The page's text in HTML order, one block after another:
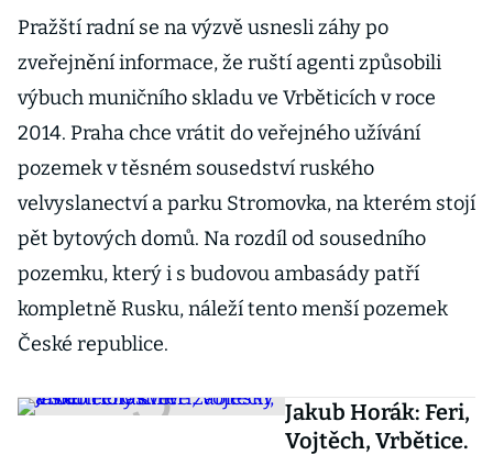
Pražští radní se na výzvě usnesli záhy po
zveřejnění informace, že ruští agenti způsobili
výbuch muničního skladu ve Vrběticích v roce
2014. Praha chce vrátit do veřejného užívání
pozemek v těsném sousedství ruského
velvyslanectví a parku Stromovka, na kterém stojí
pět bytových domů. Na rozdíl od sousedního
pozemku, který i s budovou ambasády patří
kompletně Rusku, náleží tento menší pozemek
České republice.
Jakub Horák: Feri,
Vojtěch, Vrbětice.